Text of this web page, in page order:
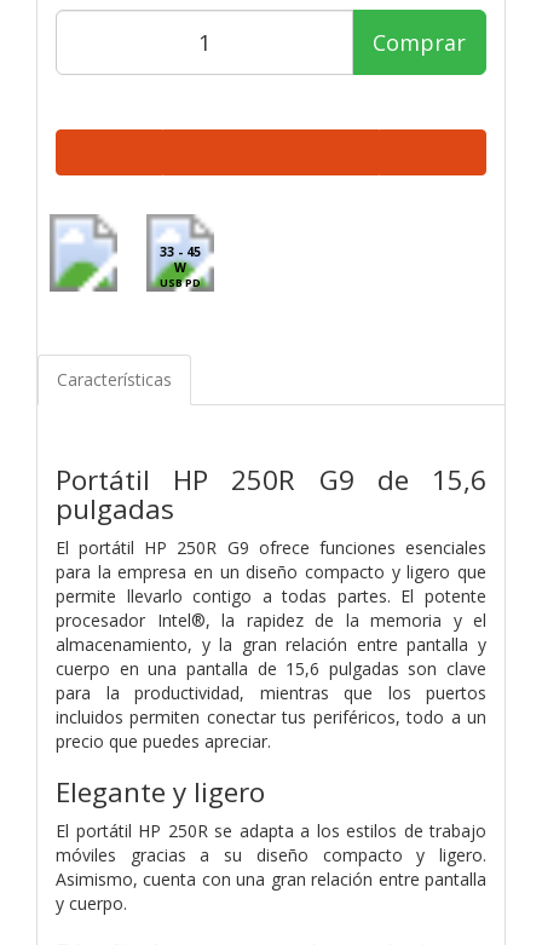
Comprar
33 - 45
W
USB PD
Características
Portátil HP 250R G9 de 15,6
pulgadas
El portátil HP 250R G9 ofrece funciones esenciales
para la empresa en un diseño compacto y ligero que
permite llevarlo contigo a todas partes. El potente
procesador Intel®, la rapidez de la memoria y el
almacenamiento, y la gran relación entre pantalla y
cuerpo en una pantalla de 15,6 pulgadas son clave
para la productividad, mientras que los puertos
incluidos permiten conectar tus periféricos, todo a un
precio que puedes apreciar.
Elegante y ligero
El portátil HP 250R se adapta a los estilos de trabajo
móviles gracias a su diseño compacto y ligero.
Asimismo, cuenta con una gran relación entre pantalla
y cuerpo.